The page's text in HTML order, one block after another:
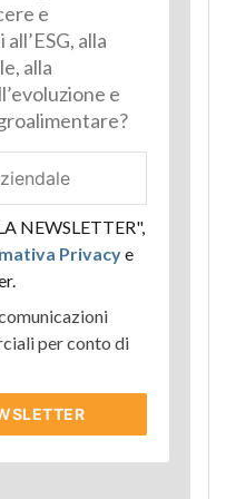
e
alla
alla
e
NEWSLETTER",
Privacye
per conto di